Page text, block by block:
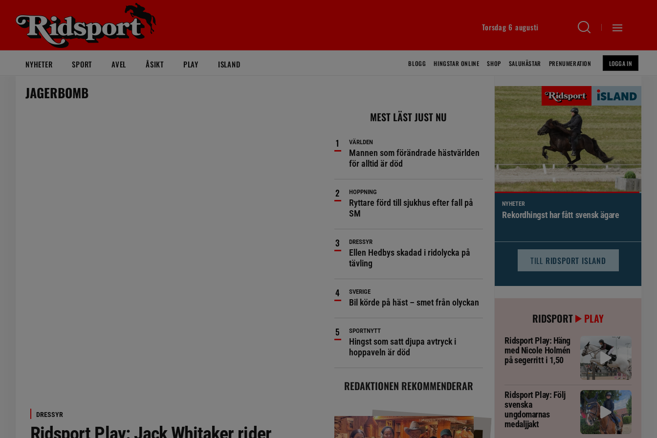
Torsdag 6 augusti
NYHETER SPORT AVEL ÅSIKT PLAY ISLAND BLOGG HINGSTAR ONLINE SHOP SALUHÄSTAR PRENUMERATION LOGGA IN
JAGERBOMB
DRESSYR
Ridsport Play: Jack Whitaker rider
MEST LÄST JUST NU
VÄRLDEN
Mannen som förändrade hästvärlden
för alltid är död
HOPPNING
Ryttare förd till sjukhus efter fall på
SM
DRESSYR
Ellen Hedbys skadad i ridolycka på
tävling
SVERIGE
Bil körde på häst – smet från olyckan
SPORTNYTT
Hingst som satt djupa avtryck i
hoppaveln är död
REDAKTIONEN REKOMMENDERAR
NYHETER
Brett politiskt stöd för förändringar i
TILL RIDSPORT ISLAND
RIDSPORT PLAY
Ridsport Play: Häng
med Nicole Holmén
på segerritt i 1,50
Ridsport Play: Följ
svenska
ungdomarnas
medaljjakt